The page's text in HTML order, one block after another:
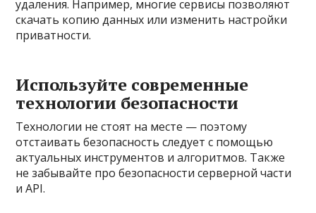
удаления. Например, многие сервисы позволяют
скачать копию данных или изменить настройки
приватности.
Используйте современные
технологии безопасности
Технологии не стоят на месте — поэтому
отстаивать безопасность следует с помощью
актуальных инструментов и алгоритмов. Также
не забывайте про безопасности серверной части
и API.